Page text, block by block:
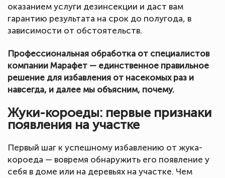
оказанием услуги дезинсекции и даст вам
гарантию результата на срок до полугода, в
зависимости от обстоятельств.
Профессиональная обработка от специалистов
компании Марафет — единственное правильное
решение для избавления от насекомых раз и
навсегда, и далее мы объясним, почему.
Жуки-короеды: первые признаки
появления на участке
Первый шаг к успешному избавлению от жука-
короеда — вовремя обнаружить его появление у
себя в доме или на деревьях на участке. Чем